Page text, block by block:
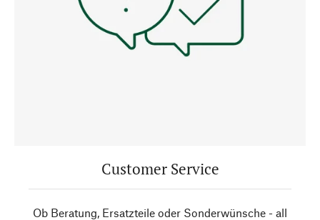
Customer Service
Ob Beratung, Ersatzteile oder Sonderwünsche - all